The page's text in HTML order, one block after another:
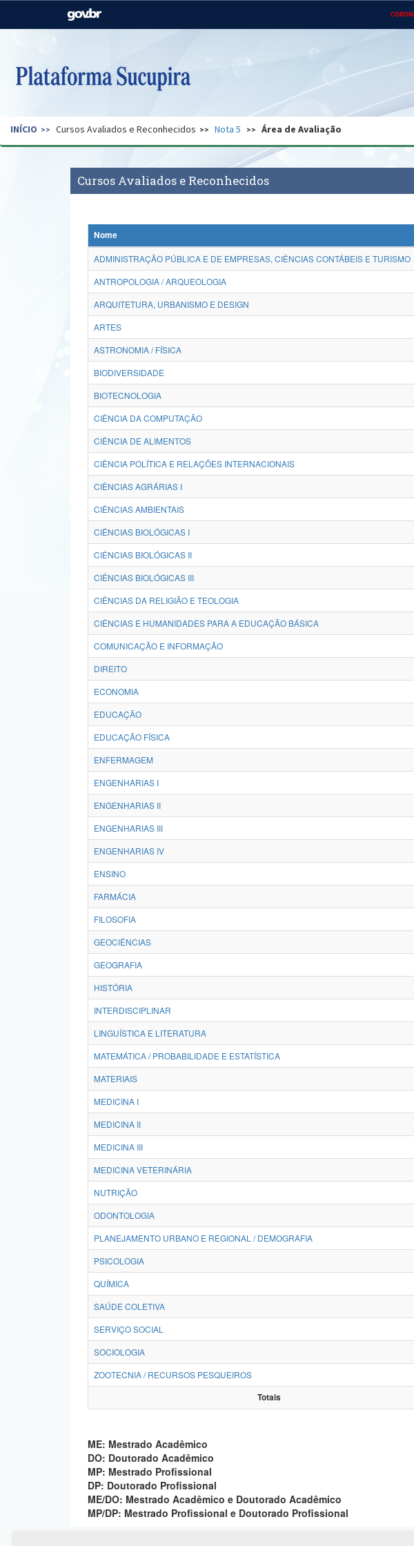
Casa Civil
Pecuária e Abastecimento
Ministério do
Regional
Secretaria de Governo Gabinete de Segurança Advocacia-Geral da
INÍCIO Cursos Avaliados e Reconhecidos Nota 5 Área de Avaliação
Cursos Avaliados e Reconhecidos
Nome
ADMINISTRAÇÃO PÚBLICA E DE EMPRESAS, CIÊNCIAS CONTÁBEIS E TURISMO
ANTROPOLOGIA / ARQUEOLOGIA
ARQUITETURA, URBANISMO E DESIGN
ARTES
ASTRONOMIA / FÍSICA
BIODIVERSIDADE
BIOTECNOLOGIA
CIÊNCIA DA COMPUTAÇÃO
CIÊNCIA DE ALIMENTOS
CIÊNCIA POLÍTICA E RELAÇÕES INTERNACIONAIS
CIÊNCIAS AGRÁRIAS I
CIÊNCIAS AMBIENTAIS
CIÊNCIAS BIOLÓGICAS I
CIÊNCIAS BIOLÓGICAS II
CIÊNCIAS BIOLÓGICAS III
CIÊNCIAS DA RELIGIÃO E TEOLOGIA
CIÊNCIAS E HUMANIDADES PARA A EDUCAÇÃO BÁSICA
COMUNICAÇÃO E INFORMAÇÃO
DIREITO
ECONOMIA
EDUCAÇÃO
EDUCAÇÃO FÍSICA
ENFERMAGEM
ENGENHARIAS I
ENGENHARIAS II
ENGENHARIAS III
ENGENHARIAS IV
ENSINO
FARMÁCIA
FILOSOFIA
GEOCIÊNCIAS
GEOGRAFIA
HISTÓRIA
INTERDISCIPLINAR
LINGUÍSTICA E LITERATURA
MATEMÁTICA / PROBABILIDADE E ESTATÍSTICA
MATERIAIS
MEDICINA I
MEDICINA II
MEDICINA III
MEDICINA VETERINÁRIA
NUTRIÇÃO
ODONTOLOGIA
PLANEJAMENTO URBANO E REGIONAL / DEMOGRAFIA
PSICOLOGIA
QUÍMICA
SAÚDE COLETIVA
SERVIÇO SOCIAL
SOCIOLOGIA
ZOOTECNIA / RECURSOS PESQUEIROS
Totais
ME: Mestrado Acadêmico
DO: Doutorado Acadêmico
MP: Mestrado Profissional
DP: Doutorado Profissional
ME/DO: Mestrado Acadêmico e Doutorado Acadêmico
MP/DP: Mestrado Profissional e Doutorado Profissional